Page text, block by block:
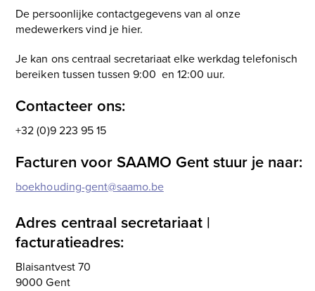
De persoonlijke contactgegevens van al onze
medewerkers vind je hier.
Je kan ons centraal secretariaat elke werkdag telefonisch
bereiken tussen tussen 9:00 en 12:00 uur.
Contacteer ons:
+32 (0)9 223 95 15
Facturen voor SAAMO Gent stuur je naar:
boekhouding-gent@saamo.be
Adres centraal secretariaat |
facturatieadres:
Blaisantvest 70
9000 Gent